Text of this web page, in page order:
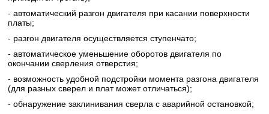
- автоматический разгон двигателя при касании поверхности
платы;
- разгон двигателя осуществляется ступенчато;
- автоматическое уменьшение оборотов двигателя по
окончании сверления отверстия;
- возможность удобной подстройки момента разгона двигателя
(для разных сверел и плат может отличаться);
- обнаружение заклинивания сверла с аварийной остановкой;